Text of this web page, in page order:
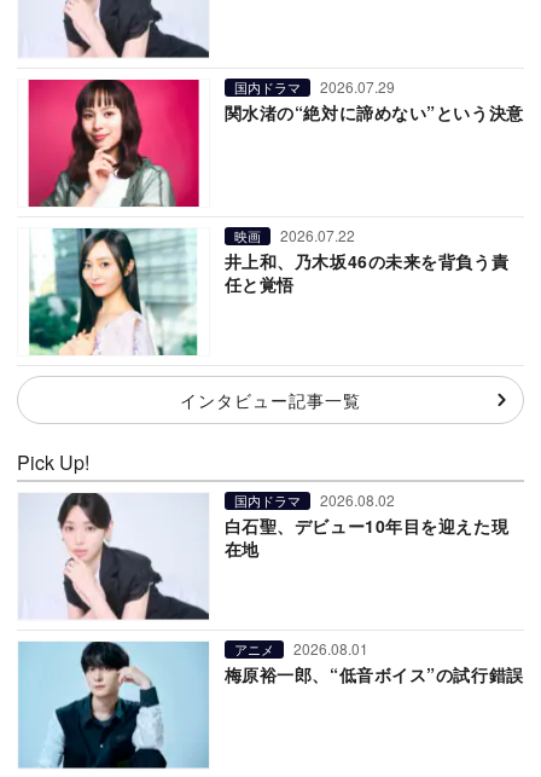
国内ドラマ 2026.07.29
関水渚の“絶対に諦めない”という決意
映画 2026.07.22
井上和、乃木坂46の未来を背負う責
任と覚悟
インタビュー記事一覧
Pick Up!
国内ドラマ 2026.08.02
白石聖、デビュー10年目を迎えた現
在地
アニメ 2026.08.01
梅原裕一郎、“低音ボイス”の試行錯誤